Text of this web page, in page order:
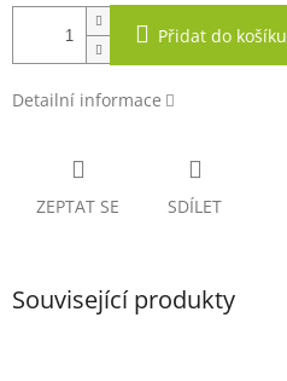
Přidat do košíku
Detailní informace
ZEPTAT SE SDÍLET
Související produkty